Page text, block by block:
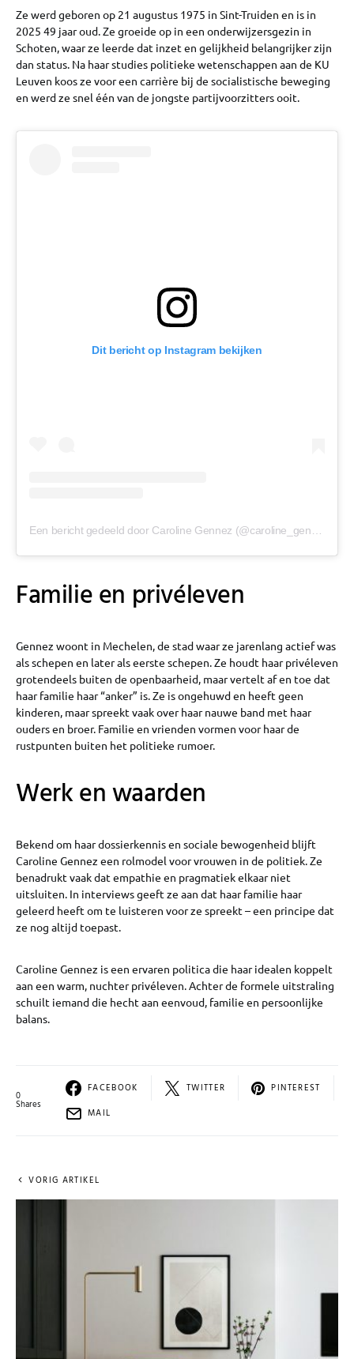
Ze werd geboren op 21 augustus 1975 in Sint-Truiden en is in
2025 49 jaar oud. Ze groeide op in een onderwijzersgezin in
Schoten, waar ze leerde dat inzet en gelijkheid belangrijker zijn
dan status. Na haar studies politieke wetenschappen aan de KU
Leuven koos ze voor een carrière bij de socialistische beweging
en werd ze snel één van de jongste partijvoorzitters ooit.
Dit bericht op Instagram bekijken
Een bericht gedeeld door Caroline Gennez (@caroline_gennez)
Familie en privéleven
Gennez woont in Mechelen, de stad waar ze jarenlang actief was
als schepen en later als eerste schepen. Ze houdt haar privéleven
grotendeels buiten de openbaarheid, maar vertelt af en toe dat
haar familie haar “anker” is. Ze is ongehuwd en heeft geen
kinderen, maar spreekt vaak over haar nauwe band met haar
ouders en broer. Familie en vrienden vormen voor haar de
rustpunten buiten het politieke rumoer.
Werk en waarden
Bekend om haar dossierkennis en sociale bewogenheid blijft
Caroline Gennez een rolmodel voor vrouwen in de politiek. Ze
benadrukt vaak dat empathie en pragmatiek elkaar niet
uitsluiten. In interviews geeft ze aan dat haar familie haar
geleerd heeft om te luisteren voor ze spreekt – een principe dat
ze nog altijd toepast.
Caroline Gennez is een ervaren politica die haar idealen koppelt
aan een warm, nuchter privéleven. Achter de formele uitstraling
schuilt iemand die hecht aan eenvoud, familie en persoonlijke
balans.
0
Shares
FACEBOOK TWITTER
PINTEREST
MAIL
VORIG ARTIKEL